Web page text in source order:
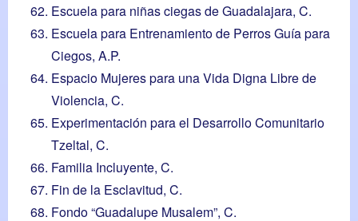
Escuela para niñas ciegas de Guadalajara, C.
Escuela para Entrenamiento de Perros Guía para
Ciegos, A.P.
Espacio Mujeres para una Vida Digna Libre de
Violencia, C.
Experimentación para el Desarrollo Comunitario
Tzeltal, C.
Familia Incluyente, C.
Fin de la Esclavitud, C.
Fondo “Guadalupe Musalem”, C.